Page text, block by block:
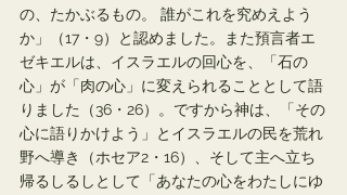
の、たかぶるもの。 誰がこれを究めえよう
か」（17・9）と認めました。また預言者エ
ゼキエルは、イスラエルの回心を、「石の
心」が「肉の心」に変えられることとして語
りました（36・26）。ですから神は、「その
心に語りかけよう」とイスラエルの民を荒れ
野へ導き（ホセア2・16）、そして主へ立ち
帰るしるしとして「あなたの心をわたしにゆ